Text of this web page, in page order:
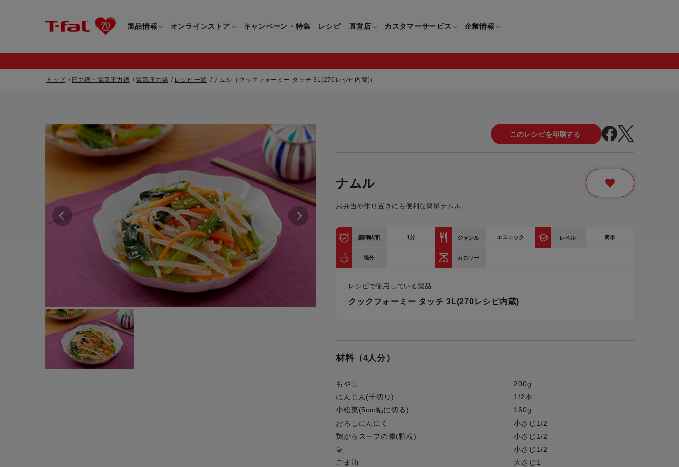
製品情報
すべてのフライパン・鍋
取っ手つきフライパン・鍋
取っ手のとれるフライパン・鍋
電気ケトル
すべての電気ケトル
圧力鍋・電気圧力鍋
すべての圧力鍋・電気圧力鍋
圧力鍋
すべてのキッチン用品
マルチみじん切り器
保存容器
ドリンクウェア
キッチンツール
すべてのアイロン・衣類スチーマー
衣類スチーマー専用タイプ(1way)
スチームアイロン
フードプロセッサー
トースター
電気圧力鍋
生活家電
オンラインストア
すべてのフライパン・鍋一覧
取っ手つきフライパン・鍋一覧
取っ手のとれるフライパン・鍋一覧
電気ケトル一覧
すべての電気ケトル一覧
圧力鍋・電気圧力鍋一覧
すべての圧力鍋・電気圧力鍋一覧
圧力鍋一覧
電気圧力鍋一覧
すべてのキッチン用品一覧
キッチンナイフ(包丁)一覧
マルチみじん切り器一覧
保存容器一覧
ドリンクウェア一覧
キッチンツール一覧
カトラリー一覧
炊飯器一覧
すべてのアイロン・衣類スチーマー
衣類スチーマーアイロン兼用タイプ
衣類スチーマー専用タイプ(1way)一
フードプロセッサー一覧
トースター一覧
電気圧力鍋一覧
生活家電一覧
ギフト・プレゼント特集
キャンペーン・特集 レシピ 直営店
直営店限定製品一覧
カスタマーサービス
重要なお知らせ 製品についてのよくあるご質問
ご購入についてのよくあるご質問
ティファール会員に関するよくある
ご質問
保証について
企業情報
ティファールについて
ティファールの歴史
CM・ブランド動画
グループセブジャパン
採用情報
トップ 圧力鍋・電気圧力鍋 電気圧力鍋 レシピ一覧 ナムル（クックフォーミー タッチ 3L(270レシピ内蔵)）
ナムル
お弁当や作り置きにも便利な簡単ナムル。
調理時間 1分 ジャンル エスニック レベル 簡単
塩分 カロリー
レシピで使用している製品
クックフォーミー タッチ 3L(270レシピ内蔵)
材料（4人分）
もやし
200g
にんじん(千切り)
1/2本
小松菜(5cm幅に切る)
160g
おろしにんにく
小さじ1/2
鶏がらスープの素(顆粒)
小さじ1/2
塩
小さじ1/2
ごま油
大さじ1